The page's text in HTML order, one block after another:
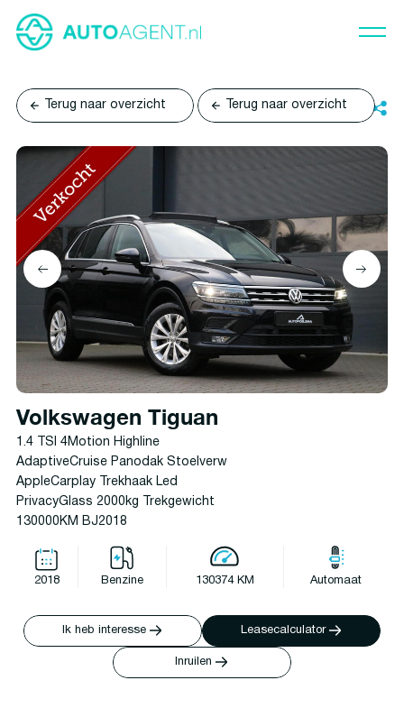
Terug naar overzicht Terug naar overzicht
Volkswagen Tiguan
1.4 TSI 4Motion Highline
AdaptiveCruise Panodak Stoelverw
AppleCarplay Trekhaak Led
PrivacyGlass 2000kg Trekgewicht
130000KM BJ2018
2018 Benzine 130374 KM Automaat
Ik heb interesse Leasecalculator
Inruilen